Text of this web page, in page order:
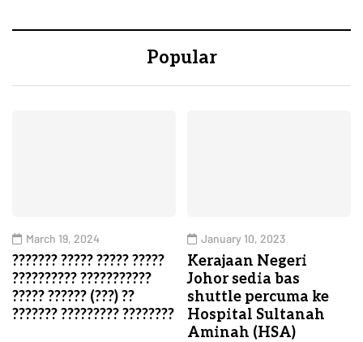
Popular
March 19, 2024
??????? ????? ????? ?????
?????????? ???????????
????? ?????? (???) ??
??????? ????????? ????????
January 10, 2023
Kerajaan Negeri
Johor sedia bas
shuttle percuma ke
Hospital Sultanah
Aminah (HSA)